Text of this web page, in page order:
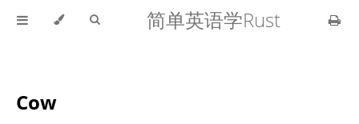
简单英语学Rust
Cow